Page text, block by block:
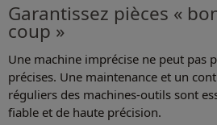
Garantissez pièces «
coup »
Une machine imprécise ne peut pas
précises. Une maintenance et un
réguliers des machines-outils sont
fiable et de haute précision.